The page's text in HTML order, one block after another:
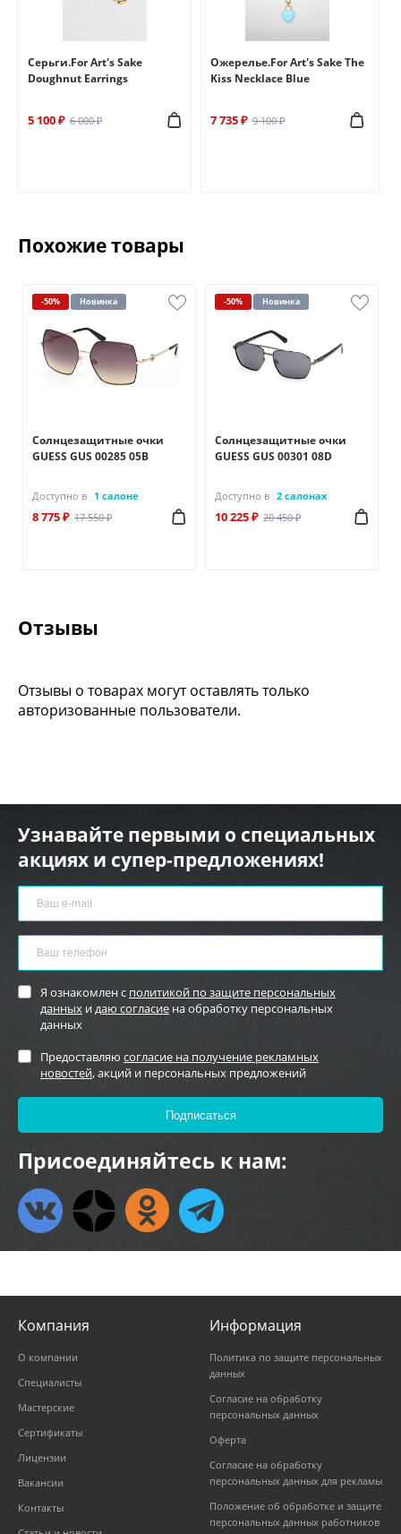
Серьги.For Art's Sake
Doughnut Earrings
5 100 ₽ 6 000 ₽
Ожерелье.For Art's Sake The
Kiss Necklace Blue
7 735 ₽ 9 100 ₽
Похожие товары
-50% Новинка
Солнцезащитные очки
GUESS GUS 00285 05B
Доступно в 1 салоне
8 775 ₽ 17 550 ₽
-50% Новинка
Солнцезащитные очки
GUESS GUS 00301 08D
Доступно в 2 салонах
10 225 ₽ 20 450 ₽
Отзывы
Отзывы о товарах могут оставлять только
авторизованные пользователи.
Узнавайте первыми о специальных
акциях и супер-предложениях!
Я ознакомлен с политикой по защите персональных
данных идаю согласие на обработку персональных
данных
Предоставляю согласие на получение рекламных
новостей, акций и персональных предложений
Присоединяйтесь к нам:
Компания
О компании
Специалисты
Мастерские
Сертификаты
Лицензии
Вакансии
Контакты
Информация
Политика по защите персональных
данных
Согласие на обработку
персональных данных
Оферта
Согласие на обработку
персональных данных для рекламы
Положение об обработке и защите
персональных данных работников